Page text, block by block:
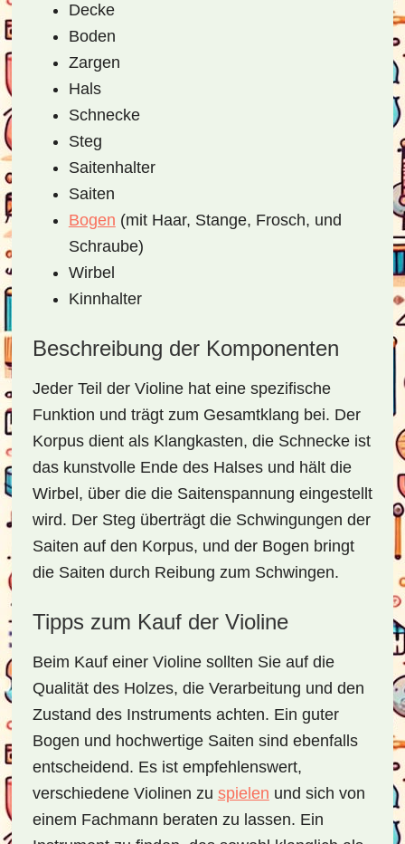
Decke
Boden
Zargen
Hals
Schnecke
Steg
Saitenhalter
Saiten
Bogen (mit Haar, Stange, Frosch, und
Schraube)
Wirbel
Kinnhalter
Beschreibung der Komponenten
Jeder Teil der Violine hat eine spezifische
Funktion und trägt zum Gesamtklang bei. Der
Korpus dient als Klangkasten, die Schnecke ist
das kunstvolle Ende des Halses und hält die
Wirbel, über die die Saitenspannung eingestellt
wird. Der Steg überträgt die Schwingungen der
Saiten auf den Korpus, und der Bogen bringt
die Saiten durch Reibung zum Schwingen.
Tipps zum Kauf der Violine
Beim Kauf einer Violine sollten Sie auf die
Qualität des Holzes, die Verarbeitung und den
Zustand des Instruments achten. Ein guter
Bogen und hochwertige Saiten sind ebenfalls
entscheidend. Es ist empfehlenswert,
verschiedene Violinen zu spielen und sich von
einem Fachmann beraten zu lassen. Ein